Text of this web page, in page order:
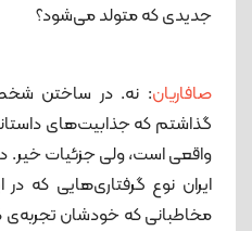
جدیدی که متولد می‌شود؟
صافاریان: نه. در ساختن
گذاشتم که جذابیت‌های
واقعی است، ولی جزئیات خیر.
ایران نوع گرفتاری‌هایی که در
مخاطبانی که خودشان تجربه‌ی